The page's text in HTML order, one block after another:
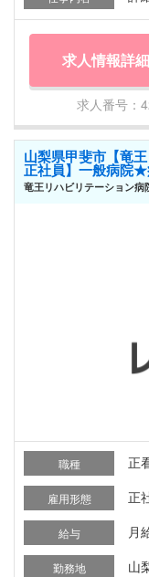
求人情報詳
求人番号：
山梨県甲斐市【竜
正社員】一般病院
竜王リハビリテーション病
職種 正
雇用形態 正
給与 月
勤務地 山